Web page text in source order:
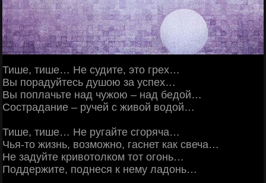
Тише, тише… Не судите, это грех…
Вы порадуйтесь душою за успех…
Вы поплачьте над чужою – над бедой…
Сострадание – ручей с живой водой…
Тише, тише… Не ругайте сгоряча…
Чья-то жизнь, возможно, гаснет как свеча…
Не задуйте кривотолком тот огонь…
Поддержите, поднеся к нему ладонь…